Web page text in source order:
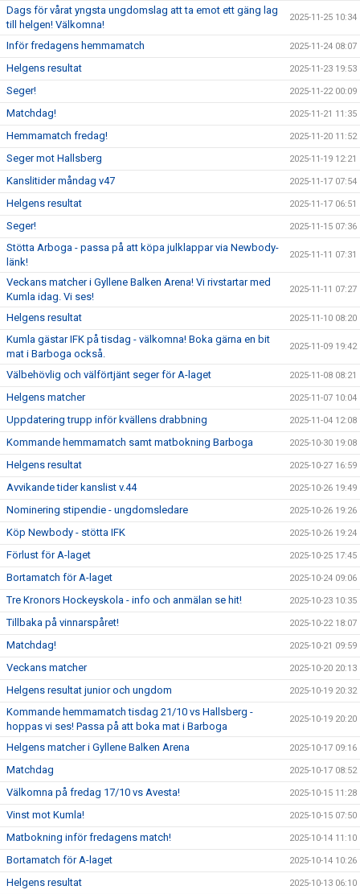
Dags för vårat yngsta ungdomslag att ta emot ett gäng lag
till helgen! Välkomna!
2025-11-25 10:34
Inför fredagens hemmamatch 2025-11-24 08:07
Helgens resultat 2025-11-23 19:53
Seger! 2025-11-22 00:09
Matchdag! 2025-11-21 11:35
Hemmamatch fredag! 2025-11-20 11:52
Seger mot Hallsberg 2025-11-19 12:21
Kanslitider måndag v47 2025-11-17 07:54
Helgens resultat 2025-11-17 06:51
Seger! 2025-11-15 07:36
Stötta Arboga - passa på att köpa julklappar via Newbody-
länk!
2025-11-11 07:31
Veckans matcher i Gyllene Balken Arena! Vi rivstartar med
Kumla idag. Vi ses!
2025-11-11 07:27
Helgens resultat 2025-11-10 08:20
Kumla gästar IFK på tisdag - välkomna! Boka gärna en bit
mat i Barboga också.
2025-11-09 19:42
Välbehövlig och välförtjänt seger för A-laget 2025-11-08 08:21
Helgens matcher 2025-11-07 10:04
Uppdatering trupp inför kvällens drabbning 2025-11-04 12:08
Kommande hemmamatch samt matbokning Barboga 2025-10-30 19:08
Helgens resultat 2025-10-27 16:59
Avvikande tider kanslist v.44 2025-10-26 19:49
Nominering stipendie - ungdomsledare 2025-10-26 19:26
Köp Newbody - stötta IFK 2025-10-26 19:24
Förlust för A-laget 2025-10-25 17:45
Bortamatch för A-laget 2025-10-24 09:06
Tre Kronors Hockeyskola - info och anmälan se hit! 2025-10-23 10:35
Tillbaka på vinnarspåret! 2025-10-22 18:07
Matchdag! 2025-10-21 09:59
Veckans matcher 2025-10-20 20:13
Helgens resultat junior och ungdom 2025-10-19 20:32
Kommande hemmamatch tisdag 21/10 vs Hallsberg -
hoppas vi ses! Passa på att boka mat i Barboga
2025-10-19 20:20
Helgens matcher i Gyllene Balken Arena 2025-10-17 09:16
Matchdag 2025-10-17 08:52
Välkomna på fredag 17/10 vs Avesta! 2025-10-15 11:28
Vinst mot Kumla! 2025-10-15 07:50
Matbokning inför fredagens match! 2025-10-14 11:10
Bortamatch för A-laget 2025-10-14 10:26
Helgens resultat 2025-10-13 06:10